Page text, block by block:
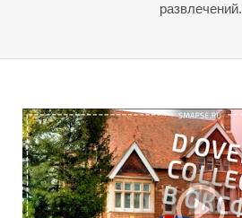
Лразвлечений.
Л